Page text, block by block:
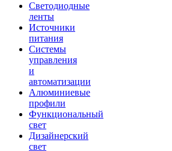
Светодиодные
ленты
Источники
питания
Системы
управления
и
автоматизации
Алюминиевые
профили
Функциональный
свет
Дизайнерский
свет